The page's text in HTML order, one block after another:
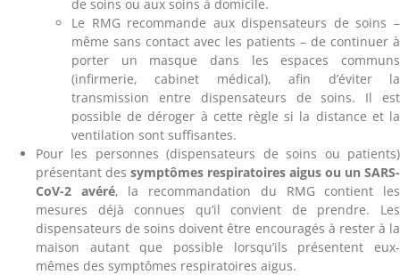
de soins ou aux soins à domicile.
Le RMG recommande aux dispensateurs de soins –
même sans contact avec les patients – de continuer à
porter un masque dans les espaces communs
(infirmerie, cabinet médical), afin d’éviter la
transmission entre dispensateurs de soins. Il est
possible de déroger à cette règle si la distance et la
ventilation sont suffisantes.
Pour les personnes (dispensateurs de soins ou patients)
présentant des symptômes respiratoires aigus ou un SARS-
CoV-2 avéré, la recommandation du RMG contient les
mesures déjà connues qu’il convient de prendre. Les
dispensateurs de soins doivent être encouragés à rester à la
maison autant que possible lorsqu’ils présentent eux-
mêmes des symptômes respiratoires aigus.